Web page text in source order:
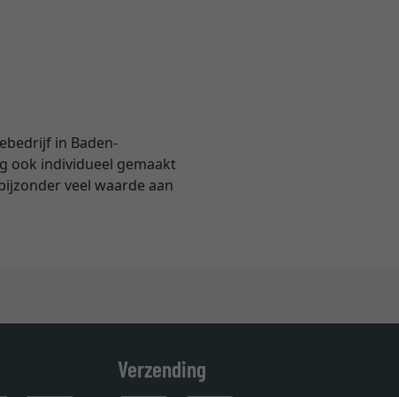
in Baden-
ook individueel gemaakt
veel waarde aan
Verzending